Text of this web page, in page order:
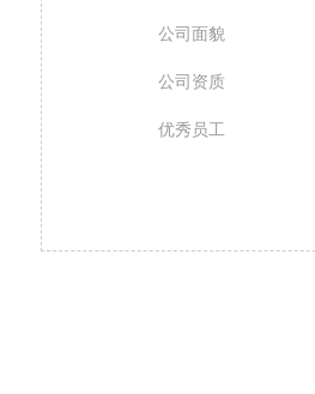
公司面貌
公司资质
优秀员工